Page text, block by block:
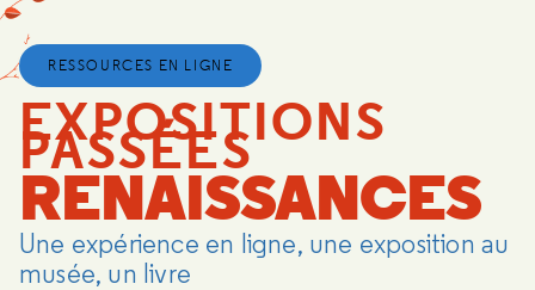
RESSOURCES EN LIGNE
EXPOSITIONS
PASSÉES
RENAISSANCES
Une expérience en ligne, une exposition au
musée, un livre